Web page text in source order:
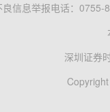
良信息举报电话：0755-
深圳证券